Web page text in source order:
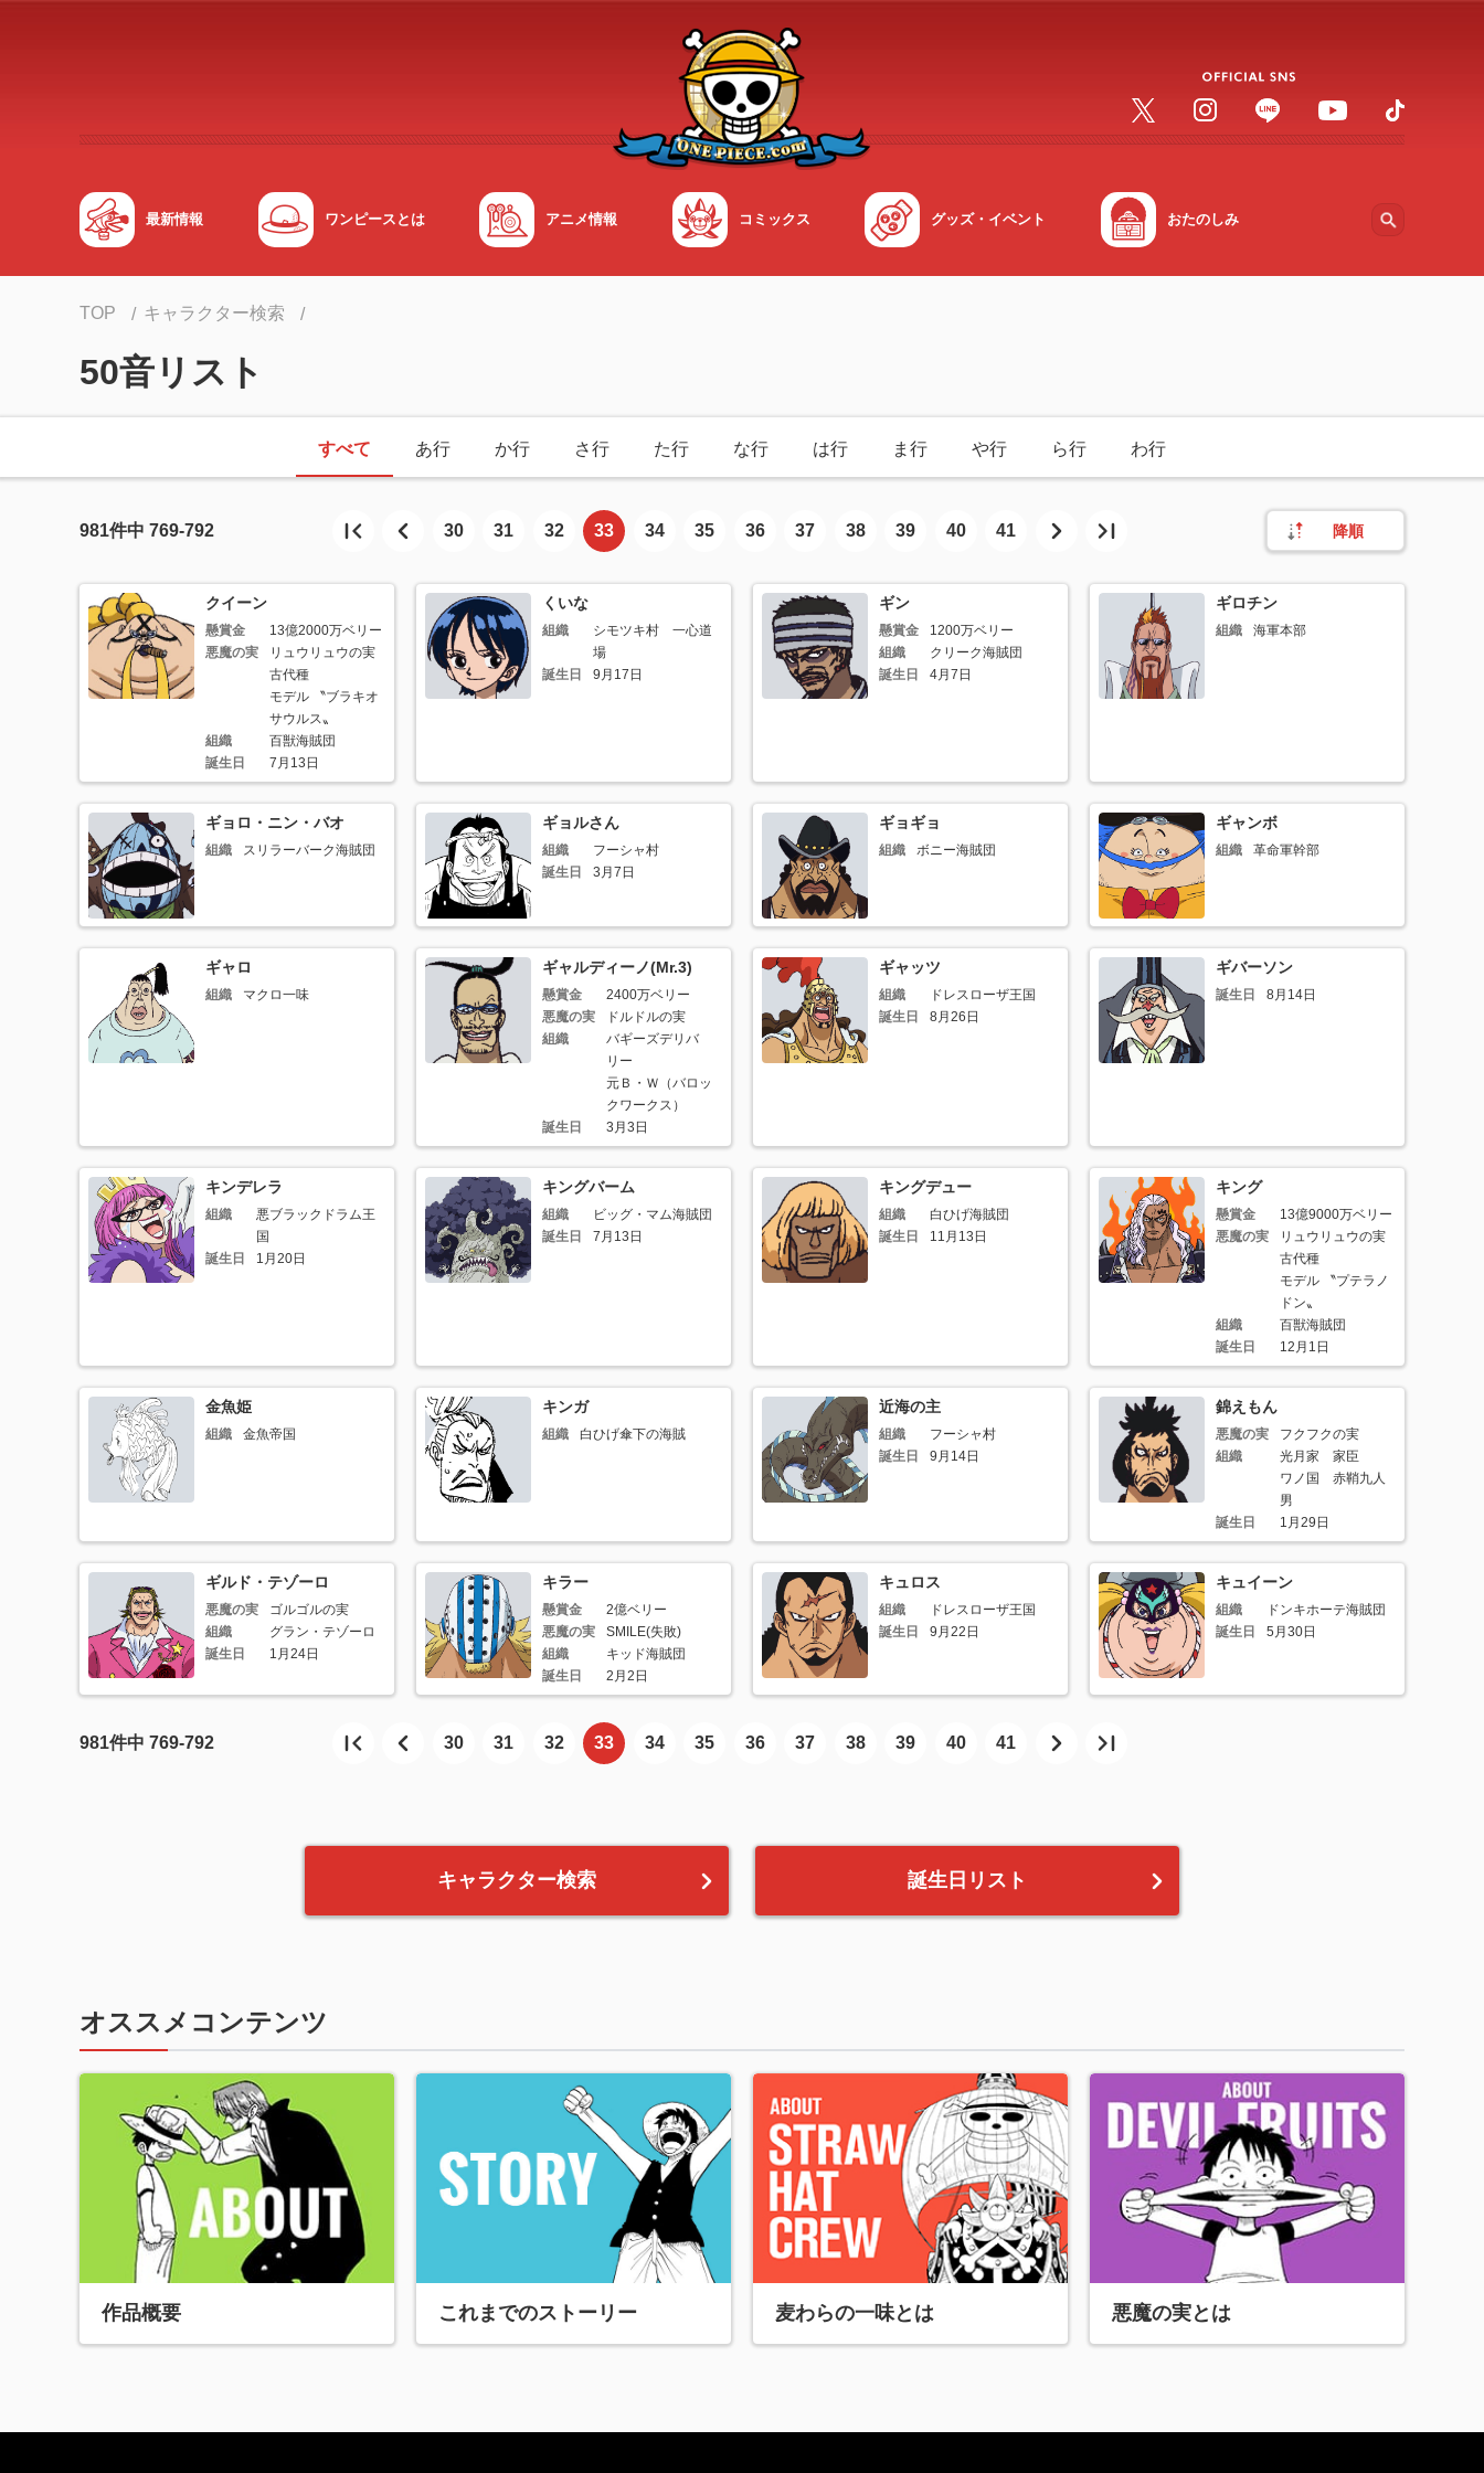
最新情報 ワンピースとは アニメ情報 コミックス グッズ・イベント おたのしみ
TOP キャラクター検索
50音リスト
すべて あ行 か行 さ行 た行 な行 は行 ま行 や行 ら行 わ行
981件中 769-792 30 31 32 33 34 35 36 37 38 39 40 41 降順
クイーン
懸賞金
13億2000万ベリー
悪魔の実
リュウリュウの実
古代種
モデル 〝ブラキオ
サウルス〟
組織
百獣海賊団
誕生日
7月13日
くいな
組織
シモツキ村 一心道
場
誕生日
9月17日
ギン
懸賞金
1200万ベリー
組織
クリーク海賊団
誕生日
4月7日
ギロチン
組織 海軍本部
ギョロ・ニン・バオ
組織 スリラーバーク海賊団
ギョルさん
組織
フーシャ村
誕生日
3月7日
ギョギョ
組織 ボニー海賊団
ギャンボ
組織 革命軍幹部
ギャロ
組織 マクロ一味
ギャルディーノ(Mr.3)
懸賞金
2400万ベリー
悪魔の実
ドルドルの実
組織
バギーズデリバ
リー
元Ｂ・Ｗ（バロッ
クワークス）
誕生日
3月3日
ギャッツ
組織
ドレスローザ王国
誕生日
8月26日
ギバーソン
誕生日 8月14日
キンデレラ
組織
悪ブラックドラム王
国
誕生日
1月20日
キングバーム
組織
ビッグ・マム海賊団
誕生日
7月13日
キングデュー
組織
白ひげ海賊団
誕生日
11月13日
キング
懸賞金
13億9000万ベリー
悪魔の実
リュウリュウの実
古代種
モデル 〝プテラノ
ドン〟
組織
百獣海賊団
誕生日
12月1日
金魚姫
組織 金魚帝国
キンガ
組織 白ひげ傘下の海賊
近海の主
組織
フーシャ村
誕生日
9月14日
錦えもん
悪魔の実
フクフクの実
組織
光月家 家臣
ワノ国 赤鞘九人
男
誕生日
1月29日
ギルド・テゾーロ
悪魔の実
ゴルゴルの実
組織
グラン・テゾーロ
誕生日
1月24日
キラー
懸賞金
2億ベリー
悪魔の実
SMILE(失敗)
組織
キッド海賊団
誕生日
2月2日
キュロス
組織
ドレスローザ王国
誕生日
9月22日
キュイーン
組織
ドンキホーテ海賊団
誕生日
5月30日
981件中 769-792 30 31 32 33 34 35 36 37 38 39 40 41
キャラクター検索 誕生日リスト
オススメコンテンツ
作品概要 これまでのストーリー 麦わらの一味とは 悪魔の実とは